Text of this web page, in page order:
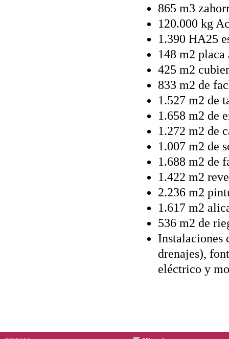
865 m3
120.000 kg
1.390 HA25
148 m2
425 m2
833 m2 de
1.527 m2 de
1.658 m2 de
1.272 m2 de
1.007 m2 de
1.688 m2 de
1.422 m2
2.236 m2
1.617 m2
536 m2 de
Instalaciones
drenajes),
eléctrico y